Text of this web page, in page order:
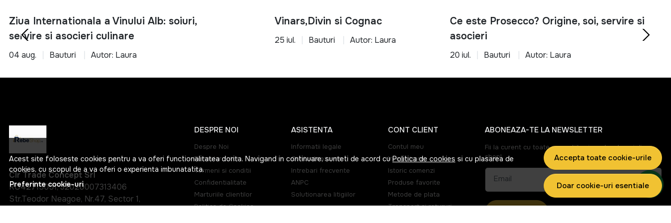
Acest site foloseste cookies pentru a va oferi functionalitatea dorita. Navigand in continuare, sunteti de acord cuPolitica de cookies si cu plasarea de
cookies, cu scopul de a va oferi o experienta imbunatatita.
Preferinte cookie-uri
Accepta toate cookie-urile
Doar cookie-uri esentiale
Ziua Internationala a Vinului Alb: soiuri,
servire si asocieri culinare
04 aug. Bauturi Autor: Laura
Vinars,Divin si Cognac
25 iul. Bauturi Autor: Laura
Ce este Prosecco? Origine, soi, servire si
asocieri
20 iul. Bauturi Autor: Laura
Clr Trade Concept Srl
RO42715051, J2020007313406
Str.Teodor Neagoe, Nr.47, Sector 1,
DESPRE NOI
Despre Noi
Formular retur
Termeni si conditii
Confidentialitate
Marturiile clientilor
Politica de Cookies
ASISTENTA
Informatii legale
Contacteaza-ne
Intrebari frecvente
ANPC
Solutionarea litigiilor
CONT CLIENT
Contul meu
Inregistrare
Istoric comenzi
Produse favorite
Metode de plata
Transport si retururi
ABONEAZA-TE LA NEWSLETTER
Fii la curent cu toate promotiile si produsele noi din
shop!
Email